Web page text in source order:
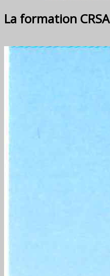
La formation CRSA